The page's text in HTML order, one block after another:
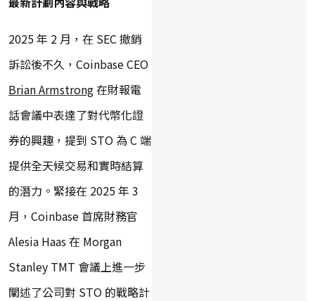
2025 年 2 月，在 SEC 撤銷
訴訟後不久，Coinbase CEO
Brian Armstrong在財報電
話會議中表達了對代幣化證
券的興趣，提到 STO 為 C 端
提供全天候交易和實時結算
的潛力。緊接在 2025 年 3
月，Coinbase 首席財務官
Alesia Haas 在 Morgan
Stanley TMT 會議上進一步
闡述了公司對 STO 的戰略計